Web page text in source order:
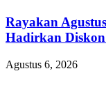
Rayakan
Hadirkan
Agustus 6, 2026